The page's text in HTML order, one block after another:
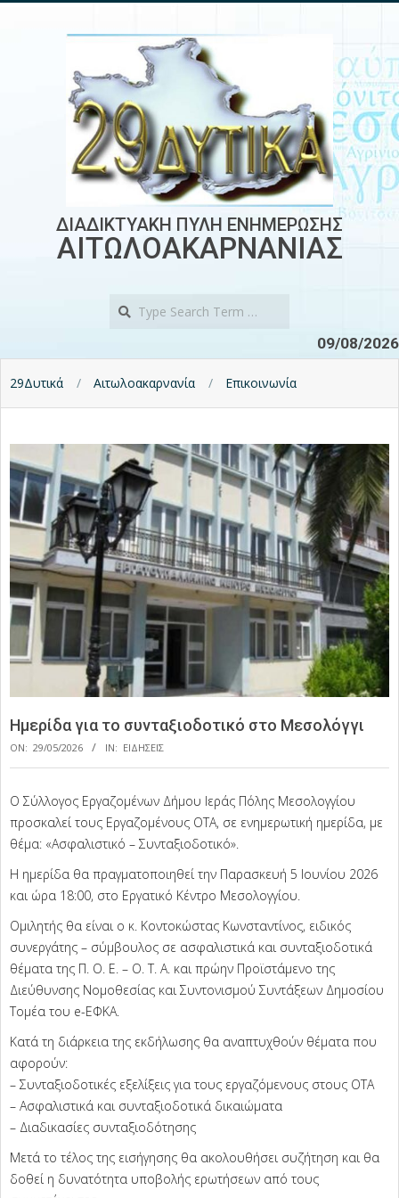
ΔΙΑΔΙΚΤΥΑΚΗ ΠΥΛΗ ΕΝΗΜΕΡΩΣΗΣ
ΑΙΤΩΛΟΑΚΑΡΝΑΝΙΑΣ
09/08/2026
29Δυτικά Αιτωλοακαρνανία Επικοινωνία
Ημερίδα για το συνταξιοδοτικό στο Μεσολόγγι
ON: 29/05/2026 IN: ΕΙΔΗΣΕΙΣ
Ο Σύλλογος Εργαζομένων Δήμου Ιεράς Πόλης Μεσολογγίου
προσκαλεί τους Εργαζομένους ΟΤΑ, σε ενημερωτική ημερίδα, με
θέμα: «Ασφαλιστικό – Συνταξιοδοτικό».
Η ημερίδα θα πραγματοποιηθεί την Παρασκευή 5 Ιουνίου 2026
και ώρα 18:00, στο Εργατικό Κέντρο Μεσολογγίου.
Ομιλητής θα είναι ο κ. Κοντοκώστας Κωνσταντίνος, ειδικός
συνεργάτης – σύμβουλος σε ασφαλιστικά και συνταξιοδοτικά
θέματα της Π. Ο. Ε. – Ο. Τ. Α. και πρώην Προϊστάμενο της
Διεύθυνσης Νομοθεσίας και Συντονισμού Συντάξεων Δημοσίου
Τομέα του e-ΕΦΚΑ.
Κατά τη διάρκεια της εκδήλωσης θα αναπτυχθούν θέματα που
αφορούν:
– Συνταξιοδοτικές εξελίξεις για τους εργαζόμενους στους ΟΤΑ
– Ασφαλιστικά και συνταξιοδοτικά δικαιώματα
– Διαδικασίες συνταξιοδότησης
Μετά το τέλος της εισήγησης θα ακολουθήσει συζήτηση και θα
δοθεί η δυνατότητα υποβολής ερωτήσεων από τους